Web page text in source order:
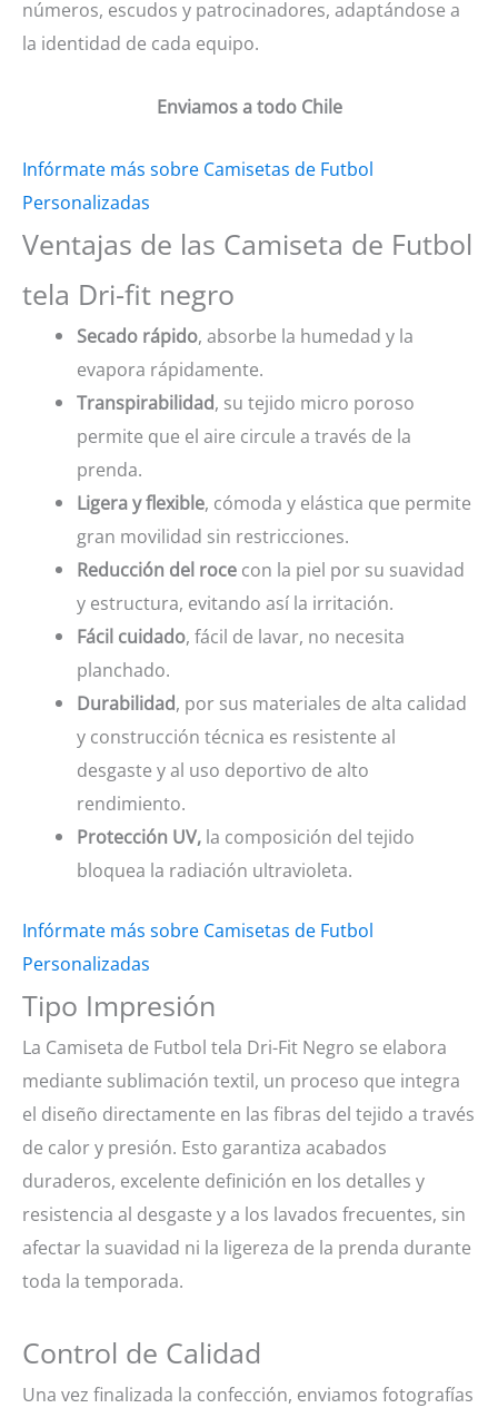
números, escudos y patrocinadores, adaptándose a
la identidad de cada equipo.
Enviamos a todo Chile
Infórmate más sobre Camisetas de Futbol
Personalizadas
Ventajas de las Camiseta de Futbol
tela Dri-fit negro
Secado rápido, absorbe la humedad y la
evapora rápidamente.
Transpirabilidad, su tejido micro poroso
permite que el aire circule a través de la
prenda.
Ligera y flexible, cómoda y elástica que permite
gran movilidad sin restricciones.
Reducción del roce con la piel por su suavidad
y estructura, evitando así la irritación.
Fácil cuidado, fácil de lavar, no necesita
planchado.
Durabilidad, por sus materiales de alta calidad
y construcción técnica es resistente al
desgaste y al uso deportivo de alto
rendimiento.
Protección UV, la composición del tejido
bloquea la radiación ultravioleta.
Infórmate más sobre Camisetas de Futbol
Personalizadas
Tipo Impresión
La Camiseta de Futbol tela Dri-Fit Negro se elabora
mediante sublimación textil, un proceso que integra
el diseño directamente en las fibras del tejido a través
de calor y presión. Esto garantiza acabados
duraderos, excelente definición en los detalles y
resistencia al desgaste y a los lavados frecuentes, sin
afectar la suavidad ni la ligereza de la prenda durante
toda la temporada.
Control de Calidad
Una vez finalizada la confección, enviamos fotografías